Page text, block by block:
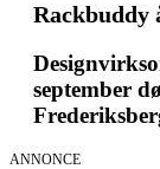
Rackbuddy
september
ANNONCE